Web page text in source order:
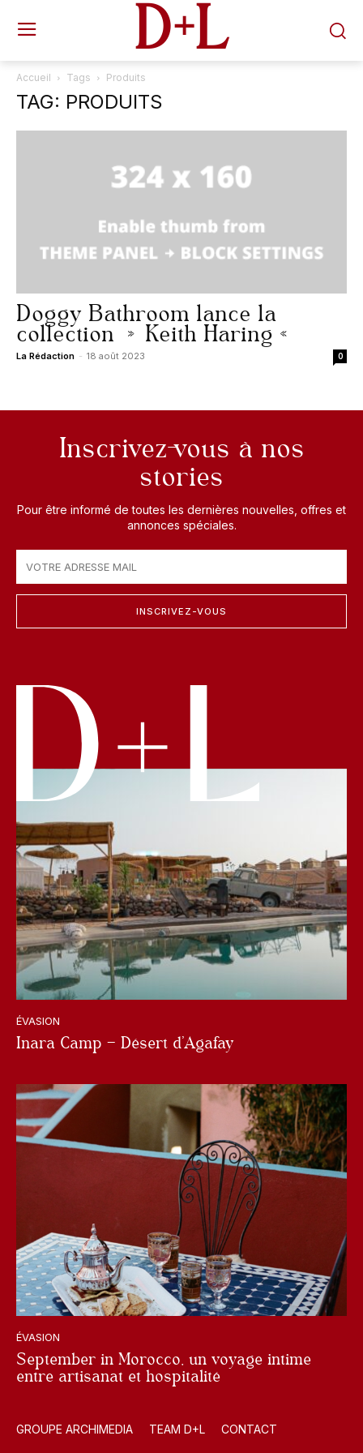
D+L
Accueil Tags Produits
TAG: PRODUITS
Doggy Bathroom lance la
collection » Keith Haring «
La Rédaction - 18 août 2023 0
Inscrivez-vous à nos
stories
Pour être informé de toutes les dernières nouvelles, offres et
annonces spéciales.
INSCRIVEZ-VOUS
ÉVASION
Inara Camp – Désert d’Agafay
ÉVASION
September in Morocco, un voyage intime
entre artisanat et hospitalité
GROUPE ARCHIMEDIA TEAM D+L CONTACT